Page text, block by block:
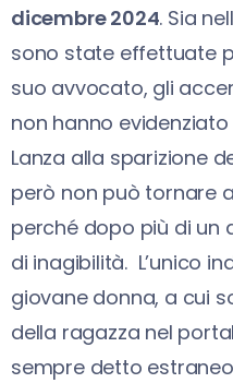
dicembre 2024. Sia
sono state effettuate
suo avvocato, gli
non hanno
Lanza alla sparizione
però non può tornare
perché dopo più di un
di inagibilità. L’unico
giovane donna, a cui
della ragazza nel
sempre detto